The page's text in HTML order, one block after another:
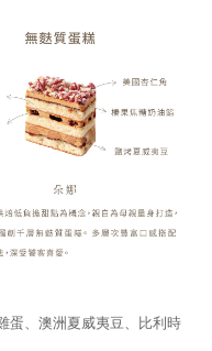
蛋、澳洲夏威夷豆、比利時